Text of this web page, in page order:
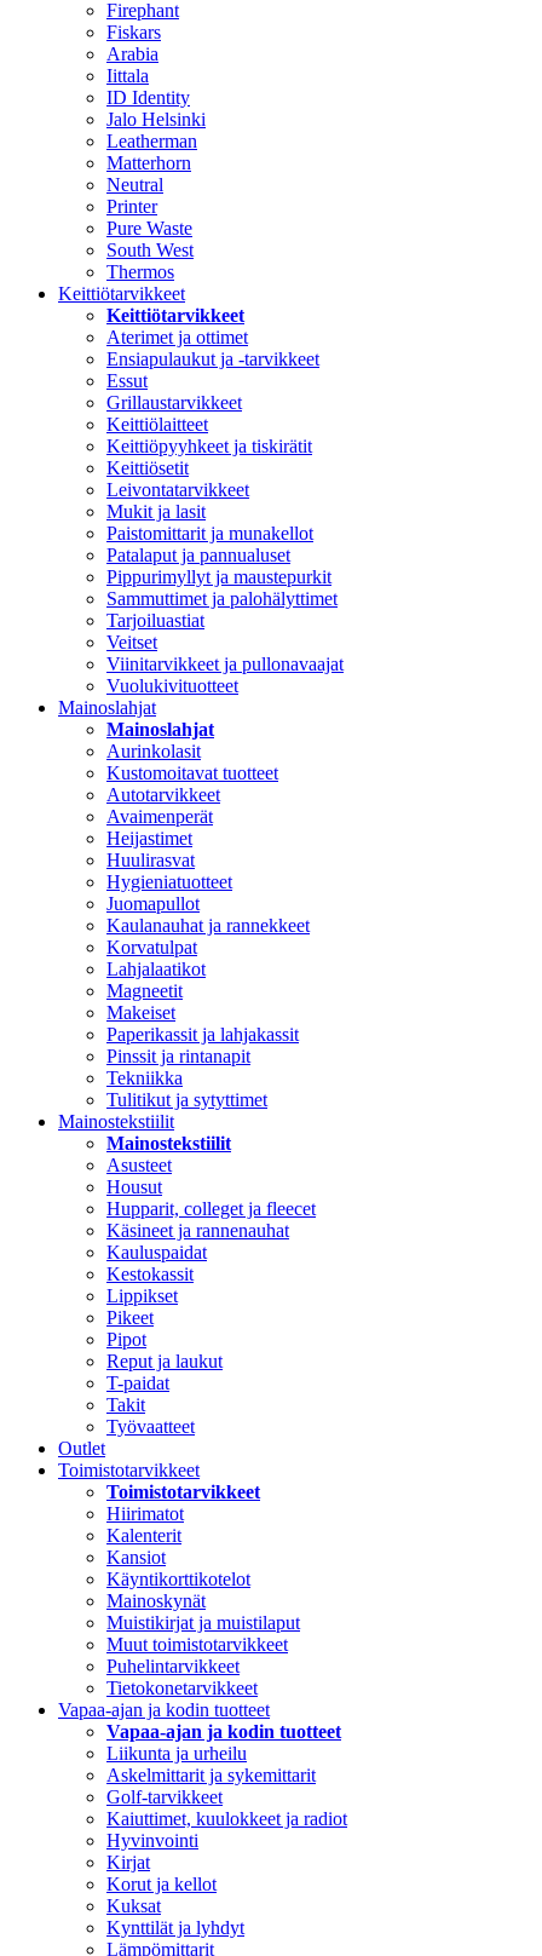
Firephant
Fiskars
Arabia
Iittala
ID Identity
Jalo Helsinki
Leatherman
Matterhorn
Neutral
Printer
Pure Waste
South West
Thermos
Keittiötarvikkeet
Keittiötarvikkeet
Aterimet ja ottimet
Ensiapulaukut ja -tarvikkeet
Essut
Grillaustarvikkeet
Keittiölaitteet
Keittiöpyyhkeet ja tiskirätit
Keittiösetit
Leivontatarvikkeet
Mukit ja lasit
Paistomittarit ja munakellot
Patalaput ja pannualuset
Pippurimyllyt ja maustepurkit
Sammuttimet ja palohälyttimet
Tarjoiluastiat
Veitset
Viinitarvikkeet ja pullonavaajat
Vuolukivituotteet
Mainoslahjat
Mainoslahjat
Aurinkolasit
Kustomoitavat tuotteet
Autotarvikkeet
Avaimenperät
Heijastimet
Huulirasvat
Hygieniatuotteet
Juomapullot
Kaulanauhat ja rannekkeet
Korvatulpat
Lahjalaatikot
Magneetit
Makeiset
Paperikassit ja lahjakassit
Pinssit ja rintanapit
Tekniikka
Tulitikut ja sytyttimet
Mainostekstiilit
Mainostekstiilit
Asusteet
Housut
Hupparit, colleget ja fleecet
Käsineet ja rannenauhat
Kauluspaidat
Kestokassit
Lippikset
Pikeet
Pipot
Reput ja laukut
T-paidat
Takit
Työvaatteet
Outlet
Toimistotarvikkeet
Toimistotarvikkeet
Hiirimatot
Kalenterit
Kansiot
Käyntikorttikotelot
Mainoskynät
Muistikirjat ja muistilaput
Muut toimistotarvikkeet
Puhelintarvikkeet
Tietokonetarvikkeet
Vapaa-ajan ja kodin tuotteet
Vapaa-ajan ja kodin tuotteet
Liikunta ja urheilu
Askelmittarit ja sykemittarit
Golf-tarvikkeet
Kaiuttimet, kuulokkeet ja radiot
Hyvinvointi
Kirjat
Korut ja kellot
Kuksat
Kynttilät ja lyhdyt
Lämpömittarit